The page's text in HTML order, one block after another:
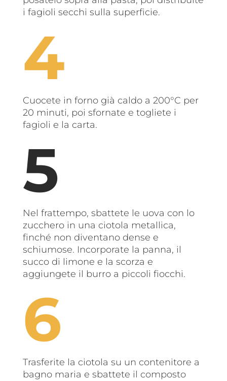
i fagioli secchi sulla superficie.
Cuocete in forno già caldo a 200°C per
20 minuti, poi sfornate e togliete i
fagioli e la carta.
Nel frattempo, sbattete le uova con lo
zucchero in una ciotola metallica,
finché non diventano dense e
schiumose. Incorporate la panna, il
succo di limone e la scorza e
aggiungete il burro a piccoli fiocchi.
Trasferite la ciotola su un contenitore a
bagno maria e sbattete il composto